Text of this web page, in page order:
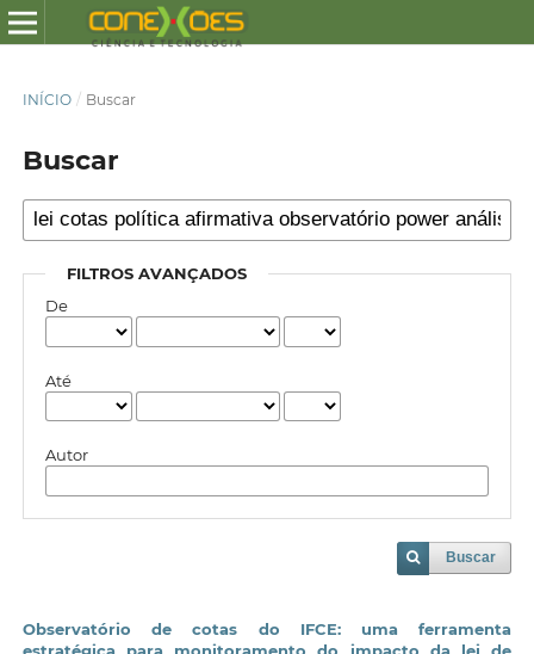
INÍCIO / Buscar
Buscar
FILTROS AVANÇADOS
De
Até
Autor
Buscar
Observatório de cotas do IFCE: uma ferramenta